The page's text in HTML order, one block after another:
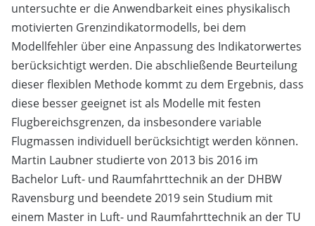
untersuchte er die Anwendbarkeit eines physikalisch
motivierten Grenzindikatormodells, bei dem
Modellfehler über eine Anpassung des Indikatorwertes
berücksichtigt werden. Die abschließende Beurteilung
dieser flexiblen Methode kommt zu dem Ergebnis, dass
diese besser geeignet ist als Modelle mit festen
Flugbereichsgrenzen, da insbesondere variable
Flugmassen individuell berücksichtigt werden können.
Martin Laubner studierte von 2013 bis 2016 im
Bachelor Luft- und Raumfahrttechnik an der DHBW
Ravensburg und beendete 2019 sein Studium mit
einem Master in Luft- und Raumfahrttechnik an der TU